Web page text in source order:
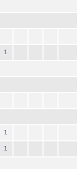
1
1
1